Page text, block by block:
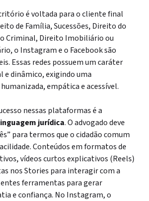
é voltada para o cliente final
de Família, Sucessões, Direito do
Criminal, Direito Imobiliário ou
o Instagram e o Facebook são
Essas redes possuem um caráter
e dinâmico, exigindo uma
empática e acessível.
nessas plataformas é a
jurídica. O advogado deve
para termos que o cidadão comum
Conteúdos em formatos de
vídeos curtos explicativos (Reels)
nos Stories para interagir com a
ferramentas para gerar
e confiança. No Instagram, o